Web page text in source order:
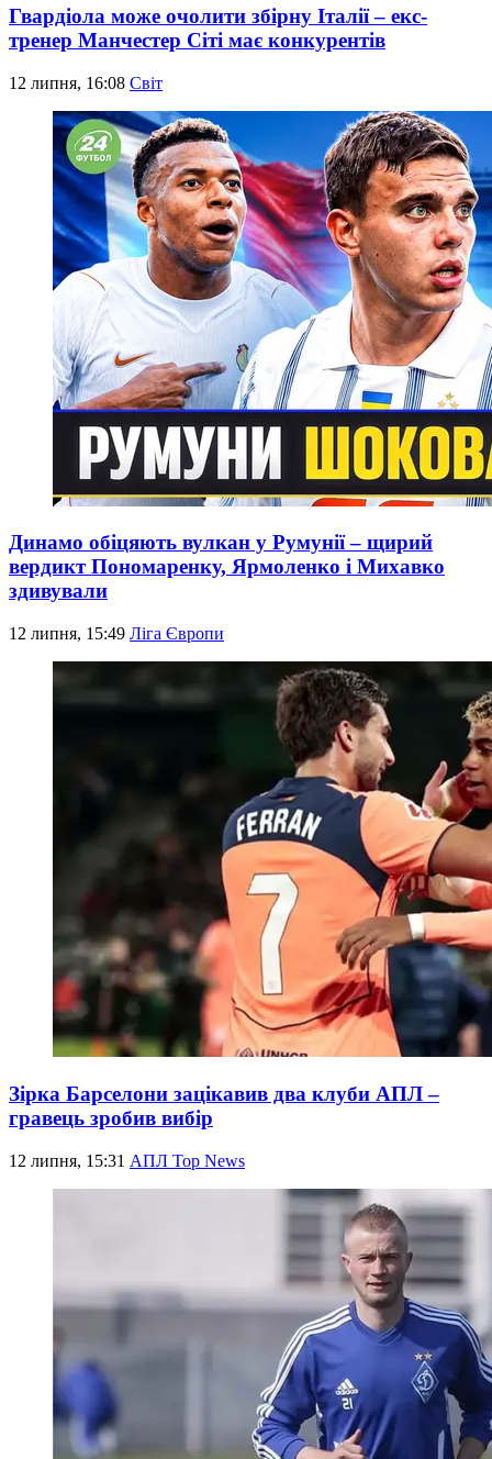
Гвардіола може очолити збірну Італії – екс-
тренер Манчестер Сіті має конкурентів
12 липня, 16:08 Світ
Динамо обіцяють вулкан у Румунії – щирий
вердикт Пономаренку, Ярмоленко і Михавко
здивували
12 липня, 15:49 Ліга Європи
Зірка Барселони зацікавив два клуби АПЛ –
гравець зробив вибір
12 липня, 15:31 АПЛ Top News